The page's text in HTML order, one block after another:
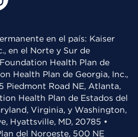
en el país: Kaiser
en el Norte y Sur de
Health Plan de
Health Plan de Georgia, Inc.,
Piedmont Road NE, Atlanta,
Health Plan de Estados del
Virginia, y Washington,
Hyattsville, MD, 20785 •
del Noroeste, 500 NE